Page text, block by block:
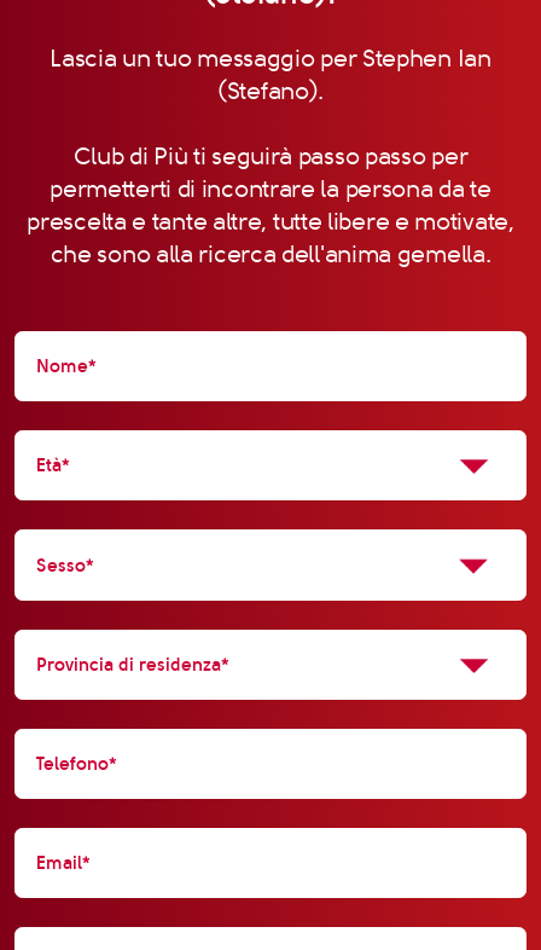
Lascia un tuo messaggio per Stephen Ian
(Stefano).
Club di Più ti seguirà passo passo per
permetterti di incontrare la persona da te
prescelta e tante altre, tutte libere e motivate,
che sono alla ricerca dell'anima gemella.